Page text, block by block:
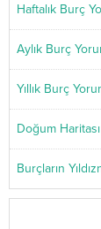
Haftalık Burç
Aylık Burç
Yıllık Burç
Doğum
Burçların